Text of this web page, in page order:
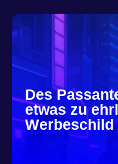
Des
etwas zu